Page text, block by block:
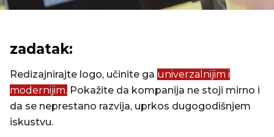
zadatak:
Redizajnirajte logo, učinite ga univerzalnijim i
modernijim. Pokažite da kompanija ne stoji mirno i
da se neprestano razvija, uprkos dugogodišnjem
iskustvu.